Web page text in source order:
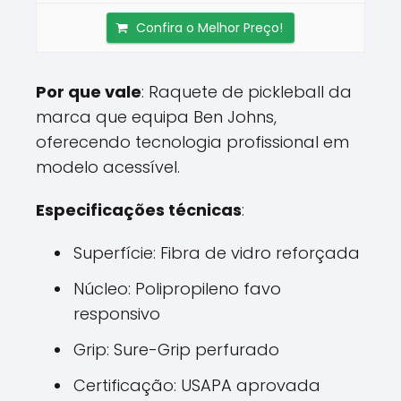
Confira o Melhor Preço!
Por que vale: Raquete de pickleball da
marca que equipa Ben Johns,
oferecendo tecnologia profissional em
modelo acessível.
Especificações técnicas:
Superfície: Fibra de vidro reforçada
Núcleo: Polipropileno favo
responsivo
Grip: Sure-Grip perfurado
Certificação: USAPA aprovada